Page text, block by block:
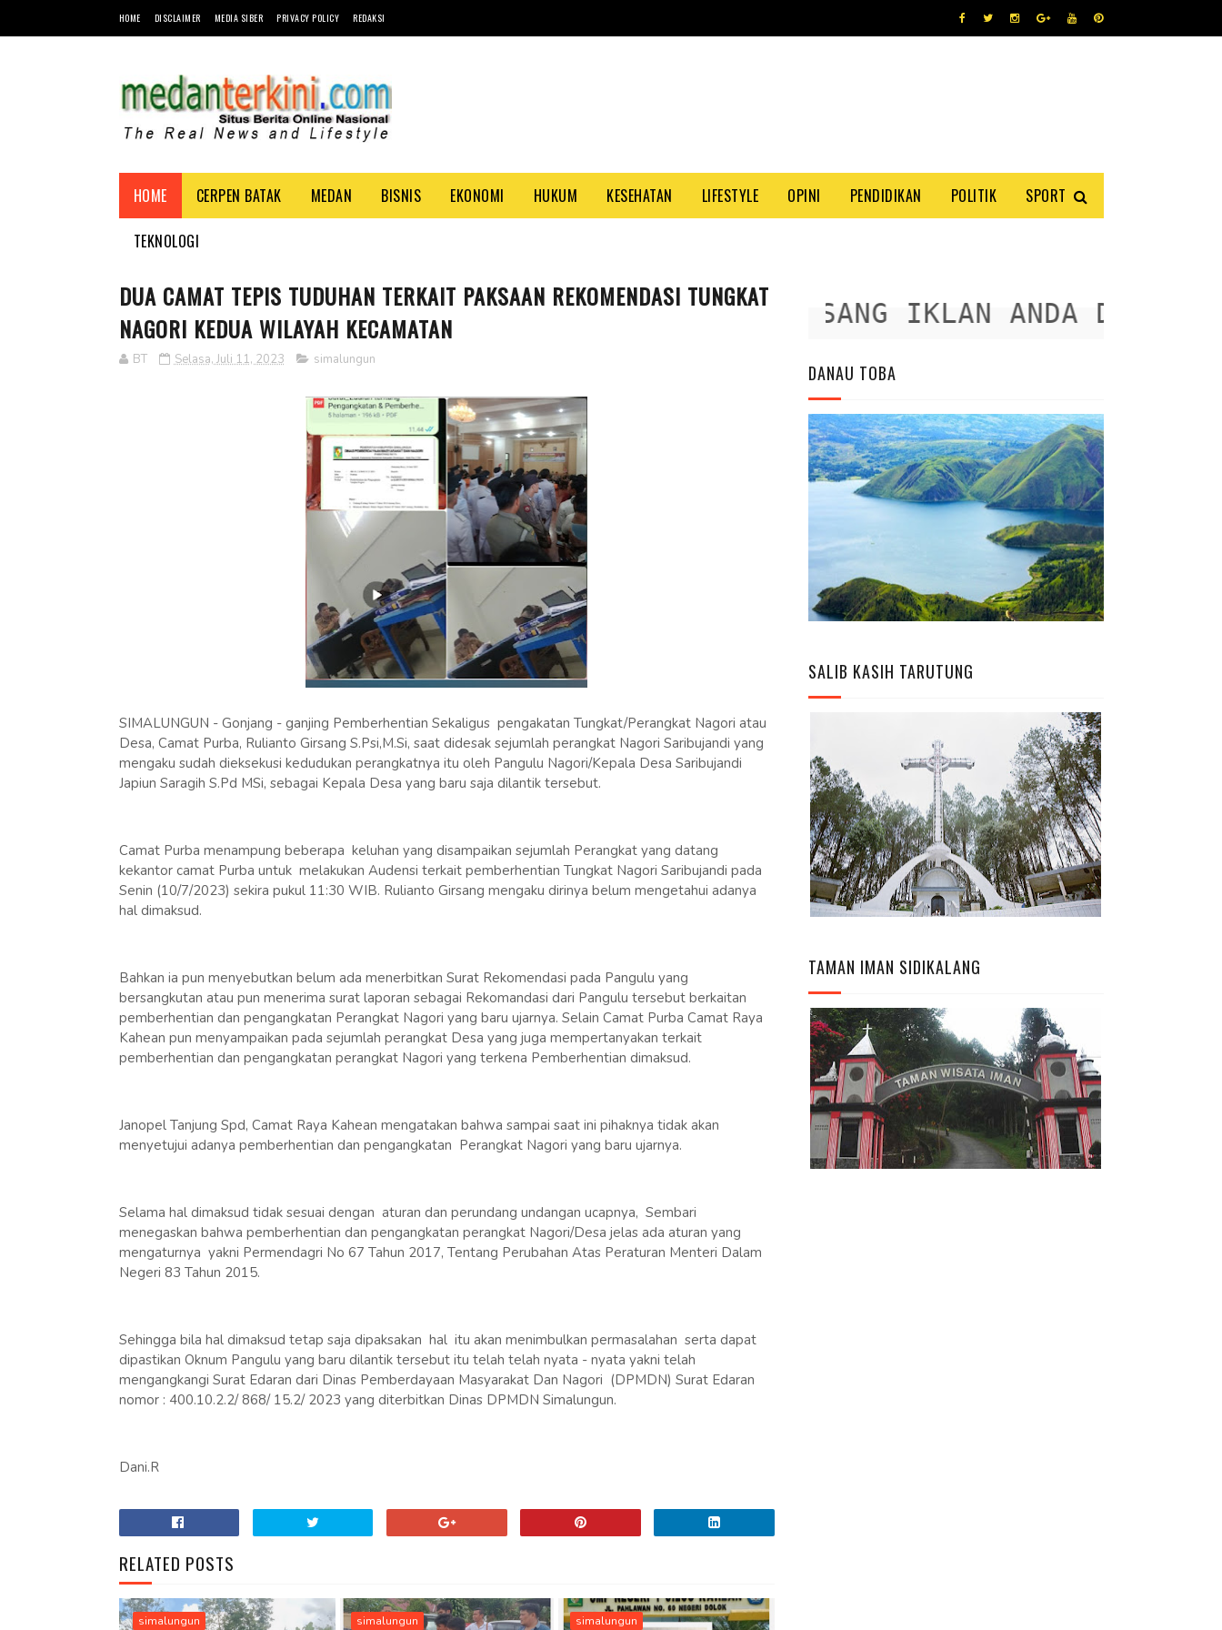
HOME DISCLAIMER MEDIA SIBER PRIVACY POLICY REDAKSI
HOME CERPEN BATAK MEDAN BISNIS EKONOMI HUKUM KESEHATAN LIFESTYLE OPINI PENDIDIKAN POLITIK SPORT
TEKNOLOGI
DUA CAMAT TEPIS TUDUHAN TERKAIT PAKSAAN REKOMENDASI TUNGKAT
NAGORI KEDUA WILAYAH KECAMATAN
BT Selasa, Juli 11, 2023 simalungun
SIMALUNGUN - Gonjang - ganjing Pemberhentian Sekaligus pengakatan Tungkat/Perangkat Nagori atau
Desa, Camat Purba, Rulianto Girsang S.Psi,M.Si, saat didesak sejumlah perangkat Nagori Saribujandi yang
mengaku sudah dieksekusi kedudukan perangkatnya itu oleh Pangulu Nagori/Kepala Desa Saribujandi
Japiun Saragih S.Pd MSi, sebagai Kepala Desa yang baru saja dilantik tersebut.
Camat Purba menampung beberapa keluhan yang disampaikan sejumlah Perangkat yang datang
kekantor camat Purba untuk melakukan Audensi terkait pemberhentian Tungkat Nagori Saribujandi pada
Senin (10/7/2023) sekira pukul 11:30 WIB. Rulianto Girsang mengaku dirinya belum mengetahui adanya
hal dimaksud.
Bahkan ia pun menyebutkan belum ada menerbitkan Surat Rekomendasi pada Pangulu yang
bersangkutan atau pun menerima surat laporan sebagai Rekomandasi dari Pangulu tersebut berkaitan
pemberhentian dan pengangkatan Perangkat Nagori yang baru ujarnya. Selain Camat Purba Camat Raya
Kahean pun menyampaikan pada sejumlah perangkat Desa yang juga mempertanyakan terkait
pemberhentian dan pengangkatan perangkat Nagori yang terkena Pemberhentian dimaksud.
Janopel Tanjung Spd, Camat Raya Kahean mengatakan bahwa sampai saat ini pihaknya tidak akan
menyetujui adanya pemberhentian dan pengangkatan Perangkat Nagori yang baru ujarnya.
Selama hal dimaksud tidak sesuai dengan aturan dan perundang undangan ucapnya, Sembari
menegaskan bahwa pemberhentian dan pengangkatan perangkat Nagori/Desa jelas ada aturan yang
mengaturnya yakni Permendagri No 67 Tahun 2017, Tentang Perubahan Atas Peraturan Menteri Dalam
Negeri 83 Tahun 2015.
Sehingga bila hal dimaksud tetap saja dipaksakan hal itu akan menimbulkan permasalahan serta dapat
dipastikan Oknum Pangulu yang baru dilantik tersebut itu telah telah nyata - nyata yakni telah
mengangkangi Surat Edaran dari Dinas Pemberdayaan Masyarakat Dan Nagori (DPMDN) Surat Edaran
nomor : 400.10.2.2/ 868/ 15.2/ 2023 yang diterbitkan Dinas DPMDN Simalungun.
Dani.R
RELATED POSTS
simalungun simalungun simalungun
PASANG IKLAN ANDA DISINI
DANAU TOBA
SALIB KASIH TARUTUNG
TAMAN IMAN SIDIKALANG